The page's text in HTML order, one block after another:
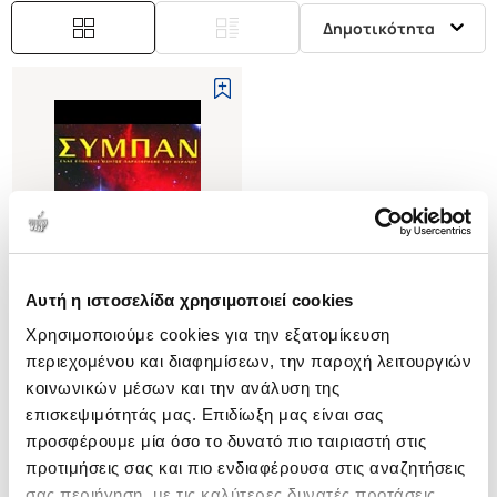
Αυτή η ιστοσελίδα χρησιμοποιεί cookies
Χρησιμοποιούμε cookies για την εξατομίκευση
περιεχομένου και διαφημίσεων, την παροχή λειτουργιών
κοινωνικών μέσων και την ανάλυση της
επισκεψιμότητάς μας. Επιδίωξη μας είναι σας
προσφέρουμε μία όσο το δυνατό πιο ταιριαστή στις
προτιμήσεις σας και πιο ενδιαφέρουσα στις αναζητήσεις
Δημοτικότητα
Εξαντλημένο
(0)
ΣΥΜΠΑΝ
ΕΝΑΣ ΕΠΟΧΙΚΟΣ ΟΔΗΓΟΣ
ΠΑΡΑΤΗΡΗΣΗΣ ΤΟΥ ΟΥΡΑΝΟΥ
GENDLER ROBERT
Κωδ. Πολιτείας:0928-0043